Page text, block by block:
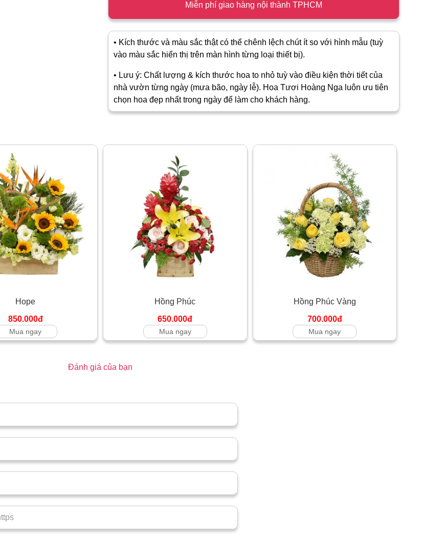
Miễn phí giao hàng nội thành TPHCM
• Kích thước và màu sắc thật có thể chênh lệch chút ít so với hình mẫu (tuỳ
vào màu sắc hiển thị trên màn hình từng loại thiết bị).
• Lưu ý: Chất lượng & kích thước hoa to nhỏ tuỳ vào điều kiện thời tiết của
nhà vườn từng ngày (mưa bão, ngày lễ). Hoa Tươi Hoàng Nga luôn ưu tiên
chọn hoa đẹp nhất trong ngày để làm cho khách hàng.
Hope
850.000đ
Mua ngay
Hồng Phúc
650.000đ
Mua ngay
Hồng Phúc Vàng
700.000đ
Mua ngay
Đánh giá của bạn